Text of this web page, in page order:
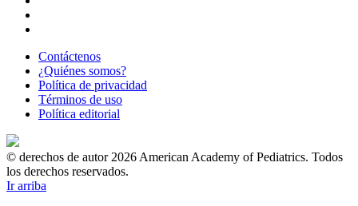
Contáctenos
¿Quiénes somos?
Política de privacidad
Términos de uso
Política editorial
© derechos de autor 2026 American Academy of Pediatrics. Todos
los derechos reservados.
Ir arriba